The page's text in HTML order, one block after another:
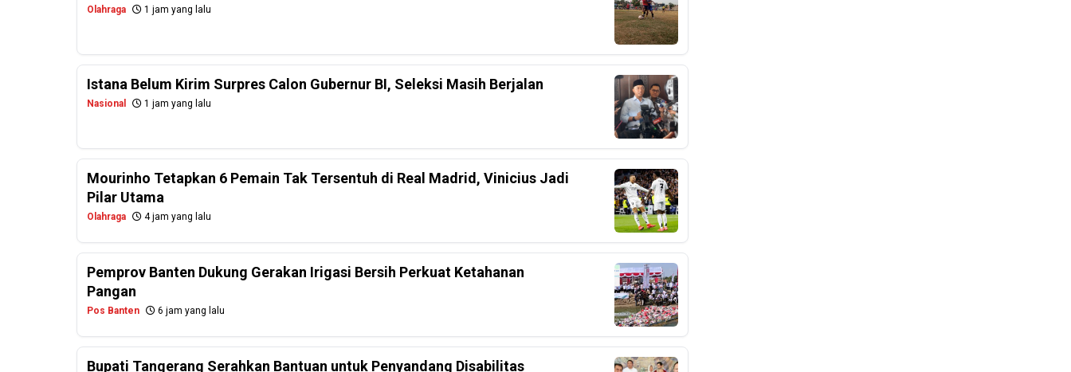
Olahraga 1 jam yang lalu
Istana Belum Kirim Surpres Calon Gubernur BI, Seleksi Masih Berjalan
Nasional 1 jam yang lalu
Mourinho Tetapkan 6 Pemain Tak Tersentuh di Real Madrid, Vinicius Jadi
Pilar Utama
Olahraga 4 jam yang lalu
Pemprov Banten Dukung Gerakan Irigasi Bersih Perkuat Ketahanan
Pangan
Pos Banten 6 jam yang lalu
Bupati Tangerang Serahkan Bantuan untuk Penyandang Disabilitas